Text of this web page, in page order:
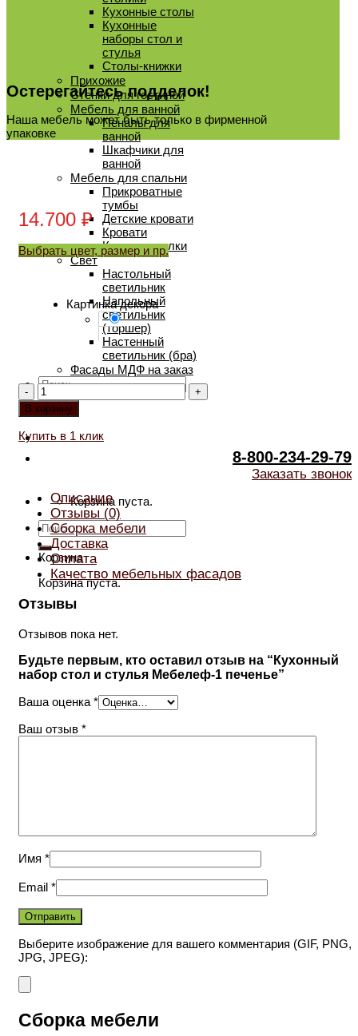
Кухонные столы
Кухонные
наборы стол и
стулья
Столы-книжки
Прихожие
Стенки для гостиной
Мебель для ванной
Пеналы для
ванной
Шкафчики для
ванной
Мебель для спальни
Прикроватные
тумбы
Детские кровати
Кровати
Книжные полки
Свет
Настольный
светильник
Напольный
светильник
(торшер)
Настенный
светильник (бра)
Фасады МДФ на заказ
Искать:
8-800-234-29-79
Заказать звонок
Корзина пуста.
Искать:
Корзина
Корзина пуста.
Остерегайтесь подделок!
Наша мебель может быть только в фирменной
упаковке
14.700 ₽
Выбрать цвет, размер и пр.
Картинка декора
Количество
товара
Кухонный
стол
печенье
В корзину
Купить в 1 клик
Описание
Отзывы (0)
Сборка мебели
Доставка
Оплата
Качество мебельных фасадов
Отзывы
Отзывов пока нет.
Будьте первым, кто оставил отзыв на “Кухонный
набор стол и стулья Мебелеф-1 печенье”
Ваша оценка *
Ваш отзыв *
Имя *
Email *
Выберите изображение для вашего комментария (GIF, PNG,
JPG, JPEG):
Сборка мебели